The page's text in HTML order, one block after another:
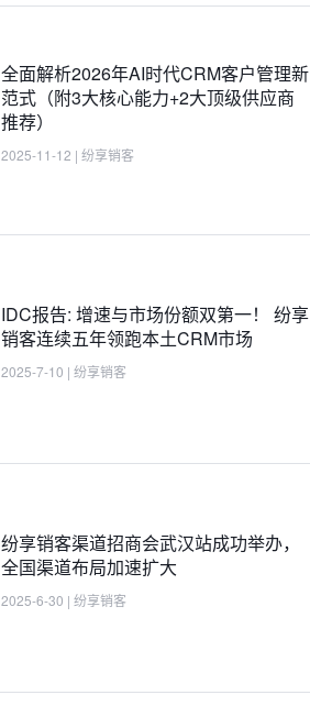
全面解析2026年AI时代CRM客户管理新
范式（附3大核心能力+2大顶级供应商
推荐）
2025-11-12 | 纷享销客
IDC报告: 增速与市场份额双第一！ 纷享
销客连续五年领跑本土CRM市场
2025-7-10 | 纷享销客
纷享销客渠道招商会武汉站成功举办，
全国渠道布局加速扩大
2025-6-30 | 纷享销客